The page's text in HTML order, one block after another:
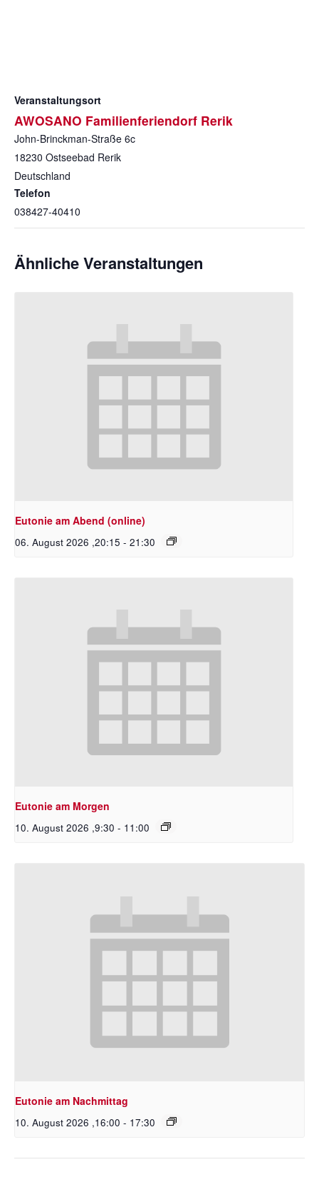
Veranstaltungsort
AWOSANO Familienferiendorf Rerik
John-Brinckman-Straße 6c
18230 Ostseebad Rerik
Deutschland
Telefon
038427-40410
Ähnliche Veranstaltungen
Eutonie am Abend (online)
06. August 2026 ,20:15 - 21:30
Eutonie am Morgen
10. August 2026 ,9:30 - 11:00
Eutonie am Nachmittag
10. August 2026 ,16:00 - 17:30